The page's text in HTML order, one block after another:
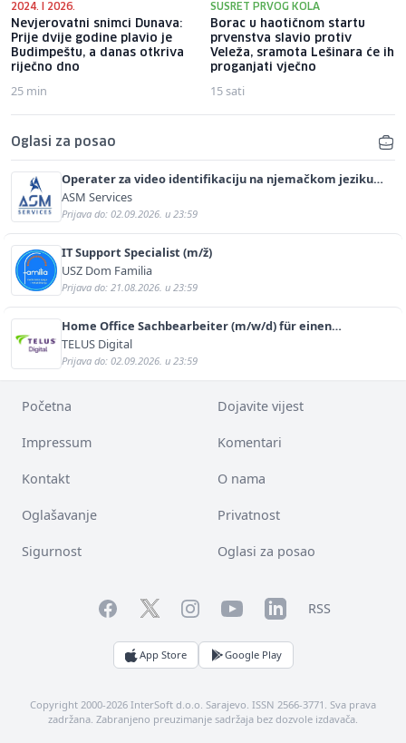
2024. I 2026.
Nevjerovatni snimci Dunava:
Prije dvije godine plavio je
Budimpeštu, a danas otkriva
riječno dno
25 min
SUSRET PRVOG KOLA
Borac u haotičnom startu
prvenstva slavio protiv
Veleža, sramota Lešinara će ih
proganjati vječno
15 sati
Oglasi za posao
Operater za video identifikaciju na njemačkom jeziku
(m/ž)
ASM Services
Prijava do: 02.09.2026. u 23:59
IT Support Specialist (m/ž)
USZ Dom Familia
Prijava do: 21.08.2026. u 23:59
Home Office Sachbearbeiter (m/w/d) für einen
bekannten deutschen Energieversorger
TELUS Digital
Prijava do: 02.09.2026. u 23:59
Početna Dojavite vijest
Impressum Komentari
Kontakt O nama
Oglašavanje Privatnost
Sigurnost Oglasi za posao
FacebookTwitterInstagramYouTubeLinkedInRSS
App Store Google Play
Copyright 2000-2026 InterSoft d.o.o. Sarajevo. ISSN 2566-3771. Sva prava
zadržana. Zabranjeno preuzimanje sadržaja bez dozvole izdavača.